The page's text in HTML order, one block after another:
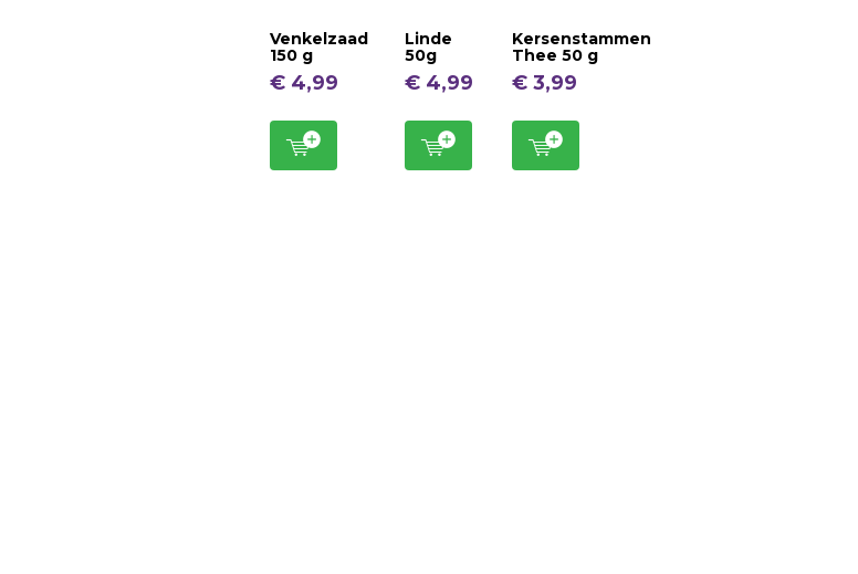
Venkelzaad
150 g
€ 4,99
Linde
50g
€ 4,99
Kersenstammen
Thee 50 g
€ 3,99